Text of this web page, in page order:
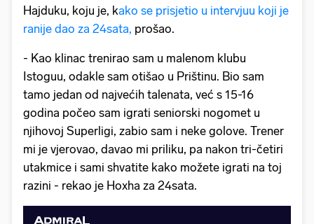
Hajduku, koju je, kako se prisjetio u intervjuu koji je
ranije dao za 24sata, prošao.
- Kao klinac trenirao sam u malenom klubu
Istoguu, odakle sam otišao u Prištinu. Bio sam
tamo jedan od najvećih talenata, već s 15-16
godina počeo sam igrati seniorski nogomet u
njihovoj Superligi, zabio sam i neke golove. Trener
mi je vjerovao, davao mi priliku, pa nakon tri-četiri
utakmice i sami shvatite kako možete igrati na toj
razini - rekao je Hoxha za 24sata.